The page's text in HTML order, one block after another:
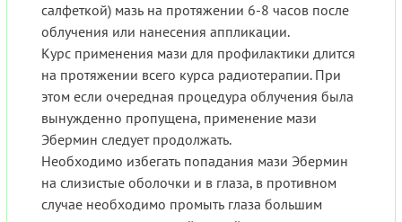
салфеткой) мазь на протяжении 6-8 часов после
облучения или нанесения аппликации.
Курс применения мази для профилактики длится
на протяжении всего курса радиотерапии. При
этом если очередная процедура облучения была
вынужденно пропущена, применение мази
Эбермин следует продолжать.
Необходимо избегать попадания мази Эбермин
на слизистые оболочки и в глаза, в противном
случае необходимо промыть глаза большим